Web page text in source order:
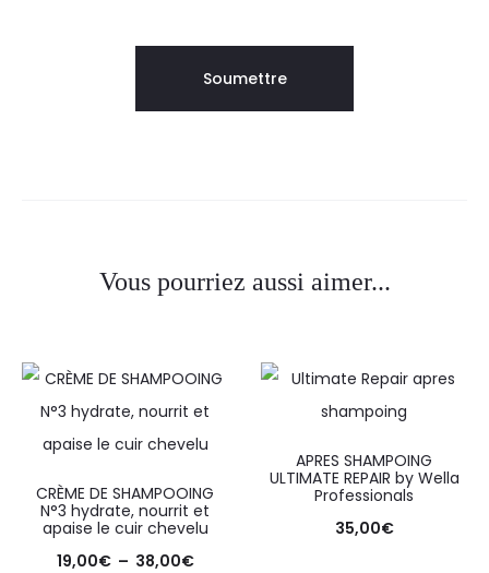
Vous pourriez aussi aimer...
CRÈME DE SHAMPOOING
N°3 hydrate, nourrit et
apaise le cuir chevelu
19,00€ – 38,00€
APRES SHAMPOING
ULTIMATE REPAIR by Wella
Professionals
35,00€